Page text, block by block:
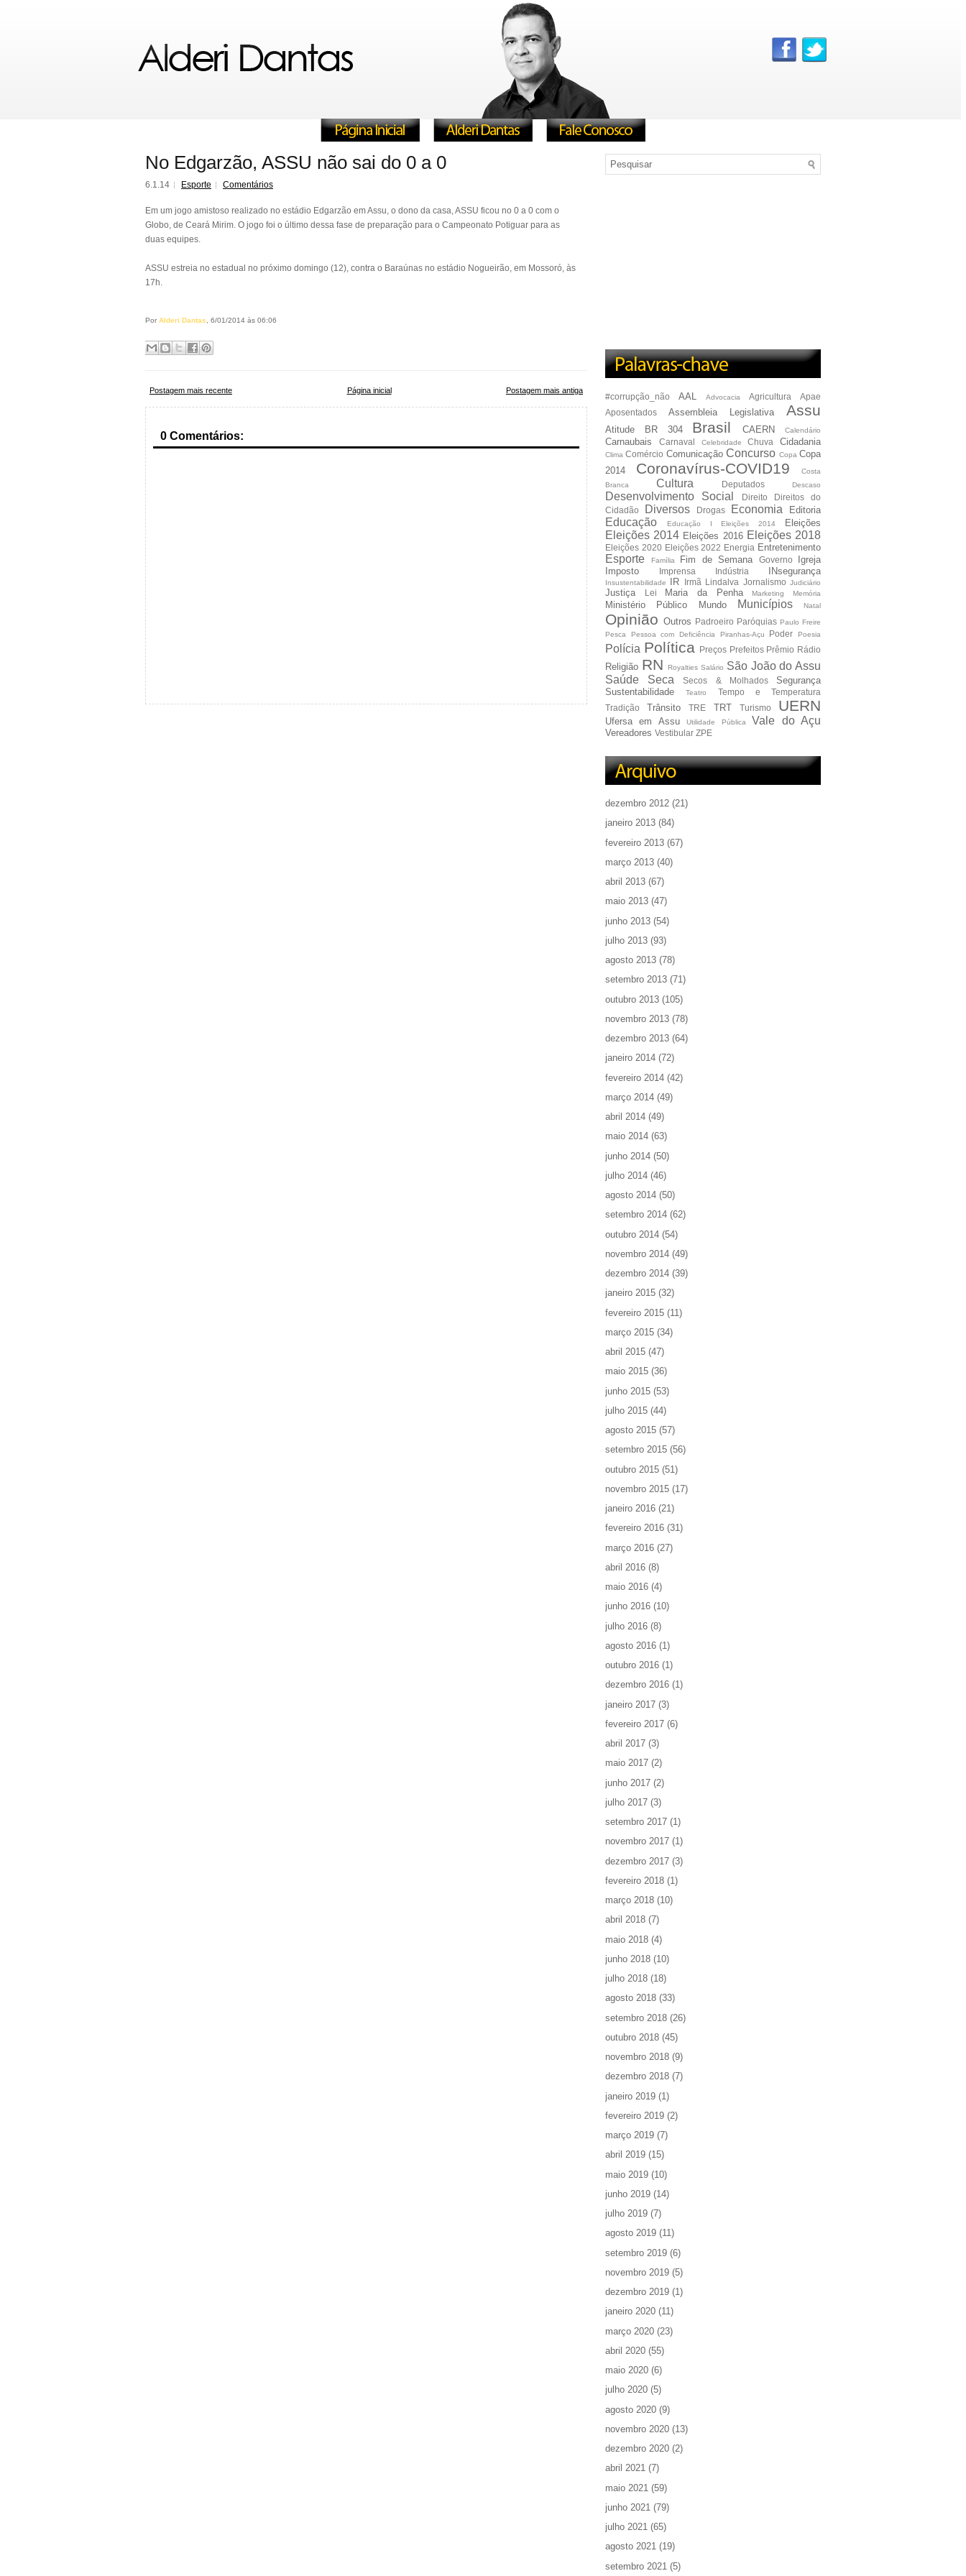
No Edgarzão, ASSU não sai do 0 a 0
6.1.14 Esporte Comentários
Em um jogo amistoso realizado no estádio Edgarzão em Assu, o dono da casa, ASSU ficou no 0 a 0 com o
Globo, de Ceará Mirim. O jogo foi o último dessa fase de preparação para o Campeonato Potiguar para as
duas equipes.
ASSU estreia no estadual no próximo domingo (12), contra o Baraúnas no estádio Nogueirão, em Mossoró, às
17h.
Por Alderi Dantas , 6/01/2014 às 06:06
Postagem mais recente Postagem mais antiga
Página inicial
0 Comentários:
#corrupção_não AAL Advocacia Agricultura
Apae
Aposentados
Assembleia Legislativa Assu
Atitude BR 304 Brasil CAERN Calendário
Carnaubais Carnaval Celebridade Chuva Cidadania
Clima Comércio Comunicação Concurso Copa Copa
2014
Coronavírus-COVID19
Costa
Branca
Cultura Deputados Descaso
Desenvolvimento Social Direito
Direitos do
Cidadão
Diversos Drogas Economia Editoria
Educação Educação I Eleições 2014 Eleições
Eleições 2014 Eleições 2016 Eleições 2018
Eleições 2020 Eleições 2022 Energia Entretenimento
Esporte Família Fim de Semana Governo
Igreja
Imposto
Imprensa Indústria INsegurança
Insustentabilidade IR Irmã Lindalva Jornalismo Judiciário
Justiça Lei Maria da Penha Marketing Memória
Ministério Público Mundo Municípios Natal
Opinião Outros Padroeiro Paróquias Paulo Freire
Pesca
Pessoa com Deficiência Piranhas-Açu Poder Poesia
Polícia Política Preços Prefeitos Prêmio Rádio
Religião RN Royalties Salário São João do Assu
Saúde
Seca Secos & Molhados
Segurança
Sustentabilidade
Teatro
Tempo e Temperatura
Tradição
Trânsito TRE TRT Turismo UERN
Ufersa em Assu Utilidade Pública Vale do Açu
Vereadores Vestibular ZPE
dezembro 2012 (21)
janeiro 2013 (84)
fevereiro 2013 (67)
março 2013 (40)
abril 2013 (67)
maio 2013 (47)
junho 2013 (54)
julho 2013 (93)
agosto 2013 (78)
setembro 2013 (71)
outubro 2013 (105)
novembro 2013 (78)
dezembro 2013 (64)
janeiro 2014 (72)
fevereiro 2014 (42)
março 2014 (49)
abril 2014 (49)
maio 2014 (63)
junho 2014 (50)
julho 2014 (46)
agosto 2014 (50)
setembro 2014 (62)
outubro 2014 (54)
novembro 2014 (49)
dezembro 2014 (39)
janeiro 2015 (32)
fevereiro 2015 (11)
março 2015 (34)
abril 2015 (47)
maio 2015 (36)
junho 2015 (53)
julho 2015 (44)
agosto 2015 (57)
setembro 2015 (56)
outubro 2015 (51)
novembro 2015 (17)
janeiro 2016 (21)
fevereiro 2016 (31)
março 2016 (27)
abril 2016 (8)
maio 2016 (4)
junho 2016 (10)
julho 2016 (8)
agosto 2016 (1)
outubro 2016 (1)
dezembro 2016 (1)
janeiro 2017 (3)
fevereiro 2017 (6)
abril 2017 (3)
maio 2017 (2)
junho 2017 (2)
julho 2017 (3)
setembro 2017 (1)
novembro 2017 (1)
dezembro 2017 (3)
fevereiro 2018 (1)
março 2018 (10)
abril 2018 (7)
maio 2018 (4)
junho 2018 (10)
julho 2018 (18)
agosto 2018 (33)
setembro 2018 (26)
outubro 2018 (45)
novembro 2018 (9)
dezembro 2018 (7)
janeiro 2019 (1)
fevereiro 2019 (2)
março 2019 (7)
abril 2019 (15)
maio 2019 (10)
junho 2019 (14)
julho 2019 (7)
agosto 2019 (11)
setembro 2019 (6)
novembro 2019 (5)
dezembro 2019 (1)
janeiro 2020 (11)
março 2020 (23)
abril 2020 (55)
maio 2020 (6)
julho 2020 (5)
agosto 2020 (9)
novembro 2020 (13)
dezembro 2020 (2)
abril 2021 (7)
maio 2021 (59)
junho 2021 (79)
julho 2021 (65)
agosto 2021 (19)
setembro 2021 (5)